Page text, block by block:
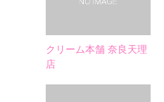
クリーム本舗 奈良天理
店